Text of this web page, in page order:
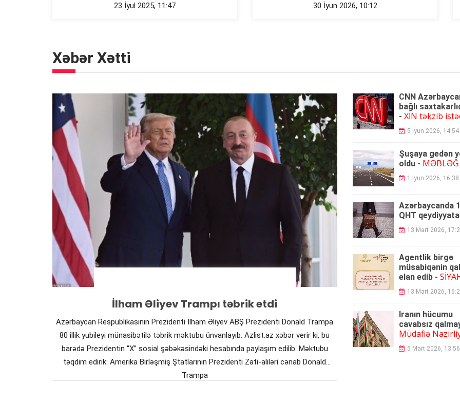
23 İyul 2025, 11:47 30 İyun 2026, 10:12
Xəbər Xətti
İlham Əliyev Trampı təbrik etdi
Azərbaycan Respublikasının Prezidenti İlham Əliyev ABŞ Prezidenti Donald Trampa
80 illik yubileyi münasibətilə təbrik məktubu ünvanlayıb. Azlist.az xəbər verir ki, bu
barədə Prezidentin “X” sosial şəbəkəsindəki hesabında paylaşım edilib. Məktubu
təqdim edirik: Amerika Birləşmiş Ştatlarının Prezidenti Zati-aliləri cənab Donald
Trampa
CNN
bağlı
- XİN təkzib
5 İyun 2026, 14:54
Şuşaya gedən
oldu - MƏBLƏĞ
1 İyun 2026, 16:38
Azərbaycanda
QHT qeydiyyata
13 Mart 2026,
Agentlik birgə
müsabiqənin
elan edib -
13 Mart 2026,
İranın hücumu
cavabsız
Müdafiə
5 Mart 2026, 13:56